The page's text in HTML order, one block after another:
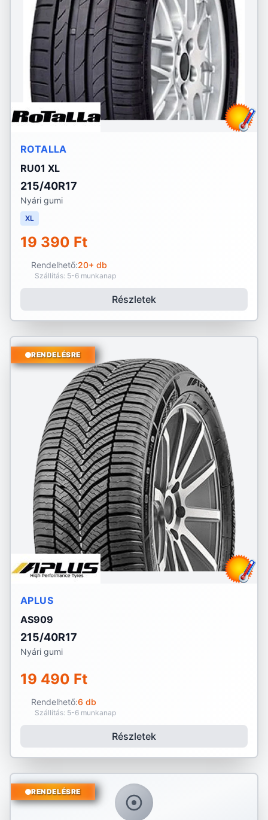
ROTALLA
RU01 XL
215/40R17
Nyári gumi
XL
19 390 Ft
Rendelhető:20+ db
Szállítás: 5-6 munkanap
Részletek
RENDELÉSRE
APLUS
AS909
215/40R17
Nyári gumi
19 490 Ft
Rendelhető:6 db
Szállítás: 5-6 munkanap
Részletek
RENDELÉSRE